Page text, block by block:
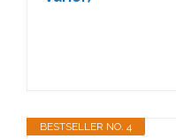
BESTSELLER NO. 4